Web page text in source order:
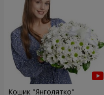
Кошик "Янголятко"